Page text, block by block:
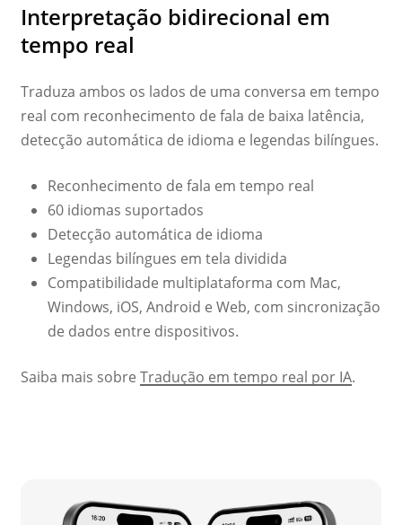
Interpretação bidirecional em
tempo real
Traduza ambos os lados de uma conversa em tempo
real com reconhecimento de fala de baixa latência,
detecção automática de idioma e legendas bilíngues.
Reconhecimento de fala em tempo real
60 idiomas suportados
Detecção automática de idioma
Legendas bilíngues em tela dividida
Compatibilidade multiplataforma com Mac,
Windows, iOS, Android e Web, com sincronização
de dados entre dispositivos.
Saiba mais sobre Tradução em tempo real por IA.